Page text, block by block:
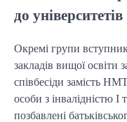
до університетів
Окремі групи
закладів вищої освіти
співбесіди замість
особи з інвалідністю І
позбавлені